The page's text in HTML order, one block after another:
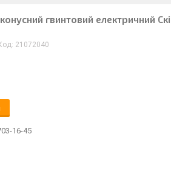
гвинтовий електричний
21072040
16-45